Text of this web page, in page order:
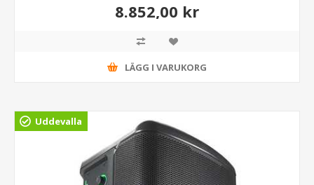
8.852,00 kr
LÄGG I VARUKORG
Uddevalla